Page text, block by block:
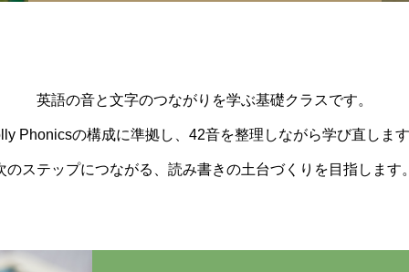
英語の音と文字のつながりを学ぶ基礎クラスです。
Phonicsの構成に準拠し、42音を整理しながら学び直しま
のステップにつながる、読み書きの土台づくりを目指します